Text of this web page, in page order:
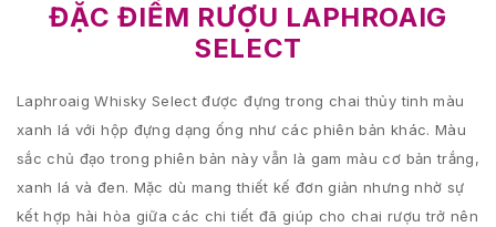
ĐẶC ĐIỂM RƯỢU LAPHROAIG
SELECT
Laphroaig Whisky Select được đựng trong chai thủy tinh màu
xanh lá với hộp đựng dạng ống như các phiên bản khác. Màu
sắc chủ đạo trong phiên bản này vẫn là gam màu cơ bản trắng,
xanh lá và đen. Mặc dù mang thiết kế đơn giản nhưng nhờ sự
kết hợp hài hòa giữa các chi tiết đã giúp cho chai rượu trở nên